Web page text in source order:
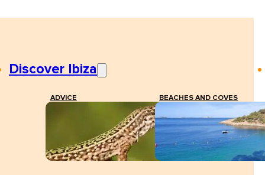
Discover Ibiza
ADVICE BEACHES AND COVES